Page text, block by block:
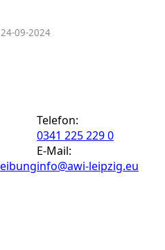
09-2024
Telefon:
0341 225 229 0
E-Mail:
info@awi-leipzig.eu